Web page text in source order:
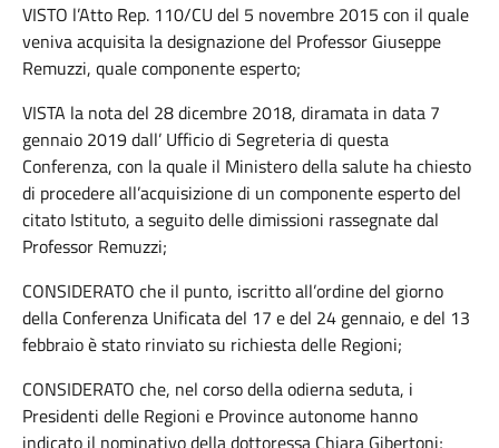
VISTO l’Atto Rep. 110/CU del 5 novembre 2015 con il quale
veniva acquisita la designazione del Professor Giuseppe
Remuzzi, quale componente esperto;
VISTA la nota del 28 dicembre 2018, diramata in data 7
gennaio 2019 dall’ Ufficio di Segreteria di questa
Conferenza, con la quale il Ministero della salute ha chiesto
di procedere all’acquisizione di un componente esperto del
citato Istituto, a seguito delle dimissioni rassegnate dal
Professor Remuzzi;
CONSIDERATO che il punto, iscritto all’ordine del giorno
della Conferenza Unificata del 17 e del 24 gennaio, e del 13
febbraio è stato rinviato su richiesta delle Regioni;
CONSIDERATO che, nel corso della odierna seduta, i
Presidenti delle Regioni e Province autonome hanno
indicato il nominativo della dottoressa Chiara Gibertoni;